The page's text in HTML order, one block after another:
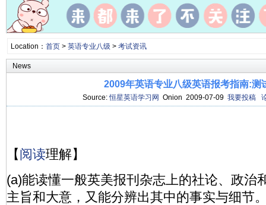
Location： 首页> 英语专业八级 > 考试资讯
News
2009年英语专业八级英语报考指南:测
Source:恒星英语学习网 Onion 2009-07-09 我要投稿
【阅读理解】
(a)能读懂一般英美报刊杂志上的社论、政治
主旨和大意，又能分辨出其中的事实与细节